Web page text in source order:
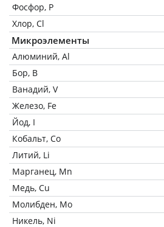
Фосфор, P
Хлор, Cl
Микроэлементы
Алюминий, Al
Бор, B
Ванадий, V
Железо, Fe
Йод, I
Кобальт, Co
Литий, Li
Марганец, Mn
Медь, Cu
Молибден, Mo
Никель, Ni